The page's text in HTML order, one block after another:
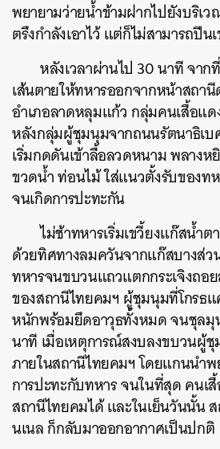
พยายามว่ายน้ำข้ามฝากไปยังบริเ
ตรึงกำลังเอาไว้ แต่ก็ไม่สามารถปีน
หลังเวลาผ่านไป 30 นาที จา
เส้นตายให้ทหารออกจากหน้าสถา
อำเภอลาดหลุมแก้ว กลุ่มคนเสื้อแ
หลังกลุ่มผู้ชุมนุมจากถนนรัตนาธิเ
เริ่มกดดันเข้าลื้อลวดหนาม พลาง
ขวดน้ำ ท่อนไม้ ใส่แนวตั้งรับของท
จนเกิดการปะทะกัน
ไม่ช้าทหารเริ่มเขวี้ยงแก๊สน้ำ
ด้วยทิศทางลมควันจากแก๊สบางส่
ทหารจนขบวนแถวแตกกระเจิงถอ
ของสถานีไทยคมฯ ผู้ชุมนุมที่โกรธ
หนักพร้อมยึดอาวุธทั้งหมด จนชุลมุ
นาที เมื่อเหตุการณ์สงบลงขบวนผู้ชุ
ภายในสถานีไทยคมฯ โดยแกนนำ
การปะทะกับทหาร จนในที่สุด คนเ
สถานีไทยคมได้ และในเย็นวันนั้น
นเนล ก็กลับมาออกอากาศเป็นปกติ
SHARE TWEET